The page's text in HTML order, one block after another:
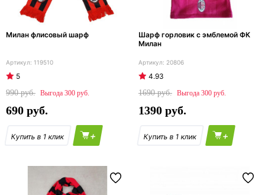
Милан флисовый шарф
119510
5
990
300
690
+
Шарф горловик с эмблемой ФК
Милан
20806
4.93
1690
300
1390
+